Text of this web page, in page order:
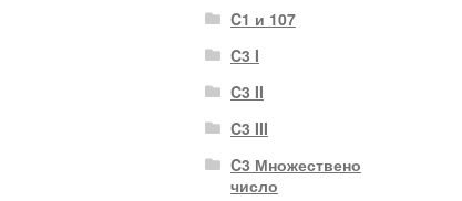
C1 и 107
C3 I
C3 II
C3 III
C3 Множествено
число